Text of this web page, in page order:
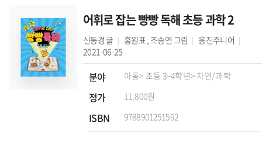
어휘로 잡는 빵빵 독해 초등 과학 2
신동경 글 홍원표,조승연 그림
웅진주니어
2021-06-25
분야 아동> 초등 3~4학년> 자연/과학
정가 11,800원
ISBN 9788901251592